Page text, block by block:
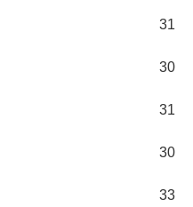
31
30
31
30
33